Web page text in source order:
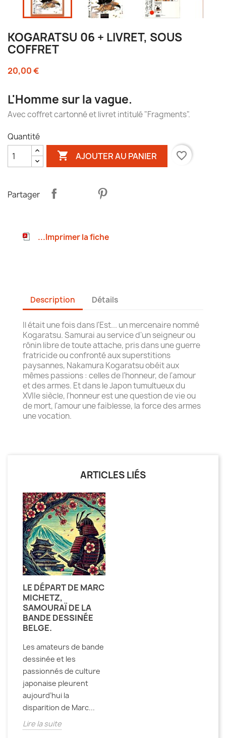
KOGARATSU 06 + LIVRET, SOUS
COFFRET
20,00 €
L'Homme sur la vague.
Avec coffret cartonné et livret intitulé "Fragments".
Quantité
 AJOUTER AU PANIER favorite_border
Partager
...Imprimer la fiche
Description Détails
Il était une fois dans l'Est... un mercenaire nommé
Kogaratsu. Samurai au service d'un seigneur ou
rônin libre de toute attache, pris dans une guerre
fratricide ou confronté aux superstitions
paysannes, Nakamura Kogaratsu obéit aux
mêmes passions : celles de l'honneur, de l'amour
et des armes. Et dans le Japon tumultueux du
XVIIe siècle, l'honneur est une question de vie ou
de mort, l'amour une faiblesse, la force des armes
une vocation.
ARTICLES LIÉS
LE DÉPART DE MARC
MICHETZ,
SAMOURAÏ DE LA
BANDE DESSINÉE
BELGE.
Les amateurs de bande
dessinée et les
passionnés de culture
japonaise pleurent
aujourd’hui la
disparition de Marc...
Lire la suite